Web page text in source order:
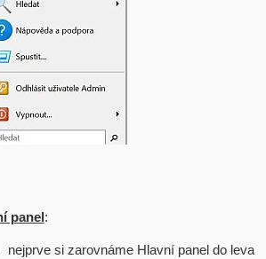
panel:
nejprve si zarovnáme Hlavní panel do leva